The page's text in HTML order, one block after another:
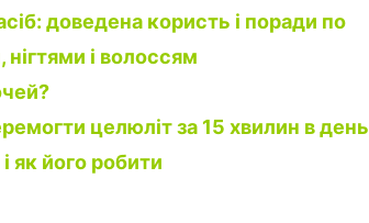
доведена користь і поради по
і волоссям
целюліт за 15 хвилин в день
як його робити